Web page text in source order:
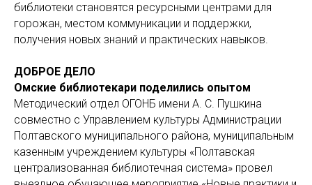
библиотеки становятся ресурсными центрами для
горожан, местом коммуникации и поддержки,
получения новых знаний и практических навыков.
ДОБРОЕ ДЕЛО
Омские библиотекари поделились опытом
Методический отдел ОГОНБ имени А. С. Пушкина
совместно с Управлением культуры Администрации
Полтавского муниципального района, муниципальным
казенным учреждением культуры «Полтавская
централизованная библиотечная система» провел